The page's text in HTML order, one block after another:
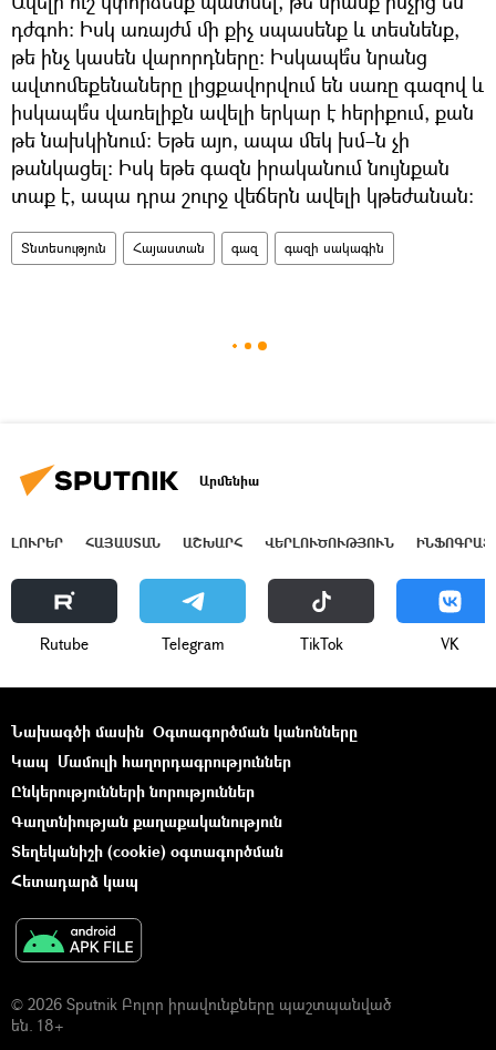
դժգոհ։ Իսկ առայժմ մի քիչ սպասենք և տեսնենք,
թե ինչ կասեն վարորդները։ Իսկապե՞ս նրանց
ավտոմեքենաները լիցքավորվում են սառը գազով և
իսկապե՞ս վառելիքն ավելի երկար է հերիքում, քան
թե նախկինում։ Եթե այո, ապա մեկ խմ–ն չի
թանկացել։ Իսկ եթե գազն իրականում նույնքան
տաք է, ապա դրա շուրջ վեճերն ավելի կթեժանան։
Տնտեսություն Հայաստան գազ գազի սակագին
Արմենիա
ԼՈՒՐԵՐ ՀԱՅԱՍՏԱՆ ԱՇԽԱՐՀ ՎԵՐԼՈՒԾՈՒԹՅՈՒՆ
Rutube Telegram ТikТоk VK
Նախագծի մասին Օգտագործման կանոնները
Կապ Մամուլի հաղորդագրություններ
Ընկերությունների նորություններ
Գաղտնիության քաղաքականություն
Տեղեկանիշի (cookie) օգտագործման
Հետադարձ կապ
© 2026 Sputnik Բոլոր իրավունքները պաշտպանված
են. 18+